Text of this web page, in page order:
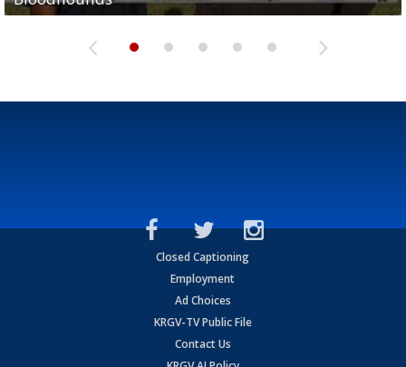
Closed Captioning
Employment
Ad Choices
KRGV-TV Public File
Contact Us